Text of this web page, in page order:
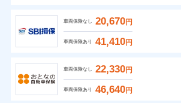
車両保険なし 20,670円
車両保険あり 41,410円
車両保険なし 22,330円
車両保険あり 46,640円